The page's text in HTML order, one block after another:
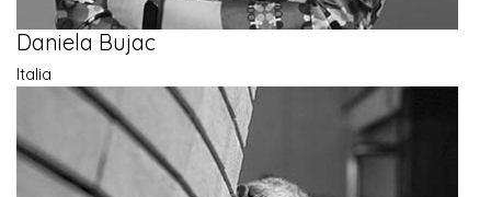
Daniela Bujac
Italia